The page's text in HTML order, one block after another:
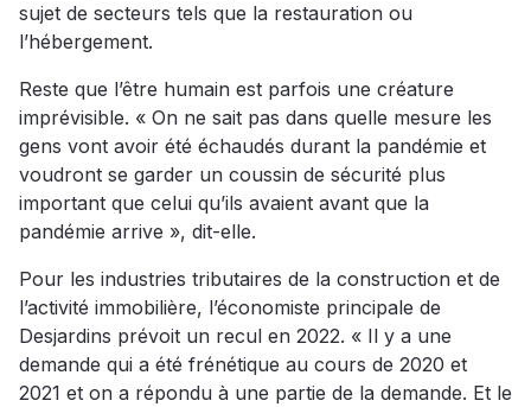
sujet de secteurs tels que la restauration ou
l’hébergement.
Reste que l’être humain est parfois une créature
imprévisible. « On ne sait pas dans quelle mesure les
gens vont avoir été échaudés durant la pandémie et
voudront se garder un coussin de sécurité plus
important que celui qu’ils avaient avant que la
pandémie arrive », dit-elle.
Pour les industries tributaires de la construction et de
l’activité immobilière, l’économiste principale de
Desjardins prévoit un recul en 2022. « Il y a une
demande qui a été frénétique au cours de 2020 et
2021 et on a répondu à une partie de la demande. Et le